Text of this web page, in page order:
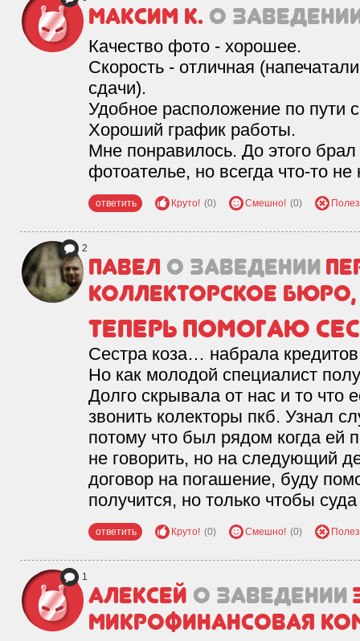
32
Недвижимость и
строительствоМаксим К. о
Качество фото - хорошее.
Скорость - отличная
сдачи).
Удобное расположение по пути
Хороший график работы.
Мне понравилось. До этого
фотоателье, но всегда что-то не
ответить Круто! (0) Смешно! (0)
2
Павел о заведении
коллекторское
Теперь помогаю
Сестра коза… набрала
Но как молодой специалист
Долго скрывала от нас и то что
звонить колекторы пкб. Узнал
потому что был рядом когда ей
не говорить, но на следующий
договор на погашение, буду
получится, но только чтобы
ответить Круто! (0) Смешно! (0)
1
Алексей о заведении
микрофинансовая